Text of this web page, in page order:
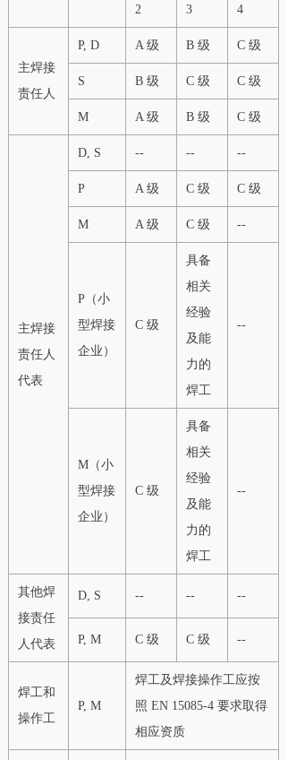
2
3
4
主焊接
责任人
P, D A 级 B 级 C 级
S B 级 C 级 C 级
M A 级 B 级 C 级
主焊接
责任人
代表
D, S -- -- --
P A 级 C 级 C 级
M A 级 C 级 --
P（小
型焊接
企业）
C 级
具备
相关
经验
及能
力的
焊工
--
M（小
型焊接
企业）
C 级
具备
相关
经验
及能
力的
焊工
--
其他焊
接责任
人代表
D, S -- -- --
P, M C 级 C 级 --
焊工和
操作工
P, M
焊工及焊接操作工应按
照 EN 15085-4 要求取得
相应资质